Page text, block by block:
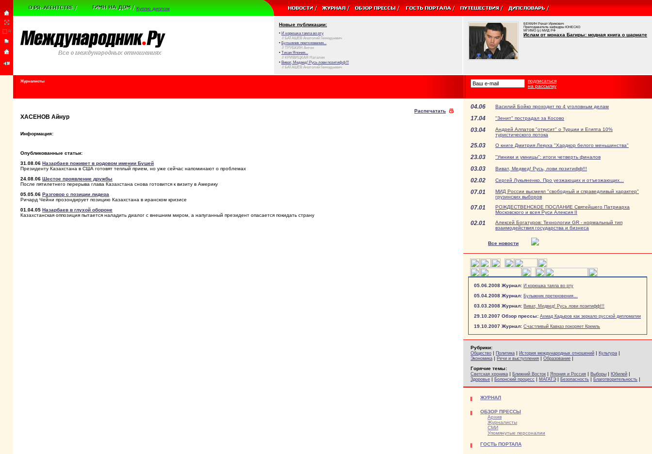
Куплю диплом
Новые публикации:
• И корюшка таяла во рту
// БАТАШЕВ Анатолий Геннадьевич
• Булыжник преткновения...
// ТРУБКИН Антон
• Тихая Япония...
// КРИВИЦКАЯ Наталия
• Виват, Медвед! Русь лови позитифф!!!
// БАТАШЕВ Анатолий Геннадьевич
БЕККИН Ренат Ирикович
Преподаватель кафедры ЮНЕСКО
МГИМО (у) МИД РФ
Ислам от монаха Багиры: модная книга о шариате
Журналисты
подписаться
на рассылку
Распечатать
ХАСЕНОВ Айнур
Информация:
Опубликованные статьи:
31.08.06 Назарбаев поживет в родовом имении Бушей
Президенту Казахстана в США готовят теплый прием, но уже сейчас напоминают о проблемах
24.08.06 Шестое проявление дружбы
После пятилетнего перерыва глава Казахстана снова готовится к визиту в Америку
05.05.06 Разговор с позиции лидера
Ричард Чейни прозондирует позицию Казахстана в иранском кризисе
01.04.05 Назарбаев в глухой обороне
Казахстанская оппозиция пытается наладить диалог с внешним миром, а напуганный президент опасается покидать страну
04.06 Василий Бойко проходит по 4 уголовным делам
17.04 "Зенит" пострадал за Косово
03.04
Андрей Алпатов "откусит" о Турции и Египта 10%
туристического потока
25.03 О книге Дмитрия Лекуха "Хардкор белого меньшинства"
23.03 "Умники и умницы": итоги четверть финалов
03.03 Виват, Медвед! Русь, лови позитифф!!!
02.02 Сергей Лукьяненко. Про уезжающих и отъезжающих...
07.01
МИД России высмеял "свободный и справедливый характер"
грузинских выборов
07.01
РОЖДЕСТВЕНСКОЕ ПОСЛАНИЕ Святейшего Патриарха
Московского и всея Руси Алексия II
02.01
Алексей Богатуров: Технологии GR - нормальный тип
взаимодействия государства и бизнеса
Все новости
05.06.2008 Журнал: И корюшка таяла во рту
05.04.2008 Журнал: Булыжник преткновения...
03.03.2008 Журнал: Виват, Медвед! Русь лови позитифф!!!
29.10.2007 Обзор прессы: Ахмад Кадыров как зеркало русской дипломатии
19.10.2007 Журнал: Счастливый Кавказ покоряет Кремль
Рубрики:
Общество | Политика | История международных отношений | Культура |
Экономика | Речи и выступления | Образование |
Горячие темы:
Светская хроника | Ближний Восток | Япония и Россия | Выборы | Юбилей |
Здоровье | Болонский процесс | МАГАТЭ | Безопасность | Благотворительность |
ЖУРНАЛ
ОБЗОР ПРЕССЫ
Архив
Журналисты
СМИ
Упомянутые персоналии
ГОСТЬ ПОРТАЛА